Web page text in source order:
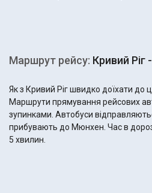
Маршрут рейсу: Кривий
Як з Кривий Ріг швидко доїхати до
Маршрути прямування рейсових
зупинками. Автобуси
прибувають до Мюнхен. Час в
5 хвилин.